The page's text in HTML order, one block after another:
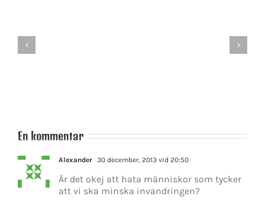
En kommentar
Alexander 30 december, 2013 vid 20:50
Är det okej att hata människor som tycker
att vi ska minska invandringen?